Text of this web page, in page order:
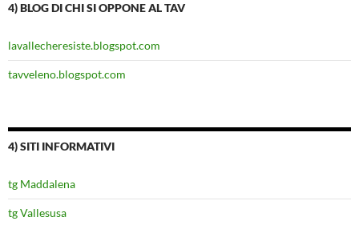
4) BLOG DI CHI SI OPPONE AL TAV
lavallecheresiste.blogspot.com
tavveleno.blogspot.com
4) SITI INFORMATIVI
tg Maddalena
tg Vallesusa